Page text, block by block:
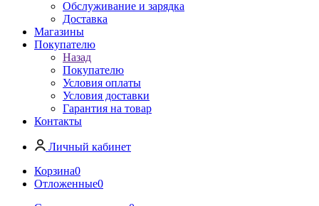
Обслуживание и зарядка
Доставка
Магазины
Покупателю
Назад
Покупателю
Условия оплаты
Условия доставки
Гарантия на товар
Контакты
Личный кабинет
Корзина0
Отложенные0